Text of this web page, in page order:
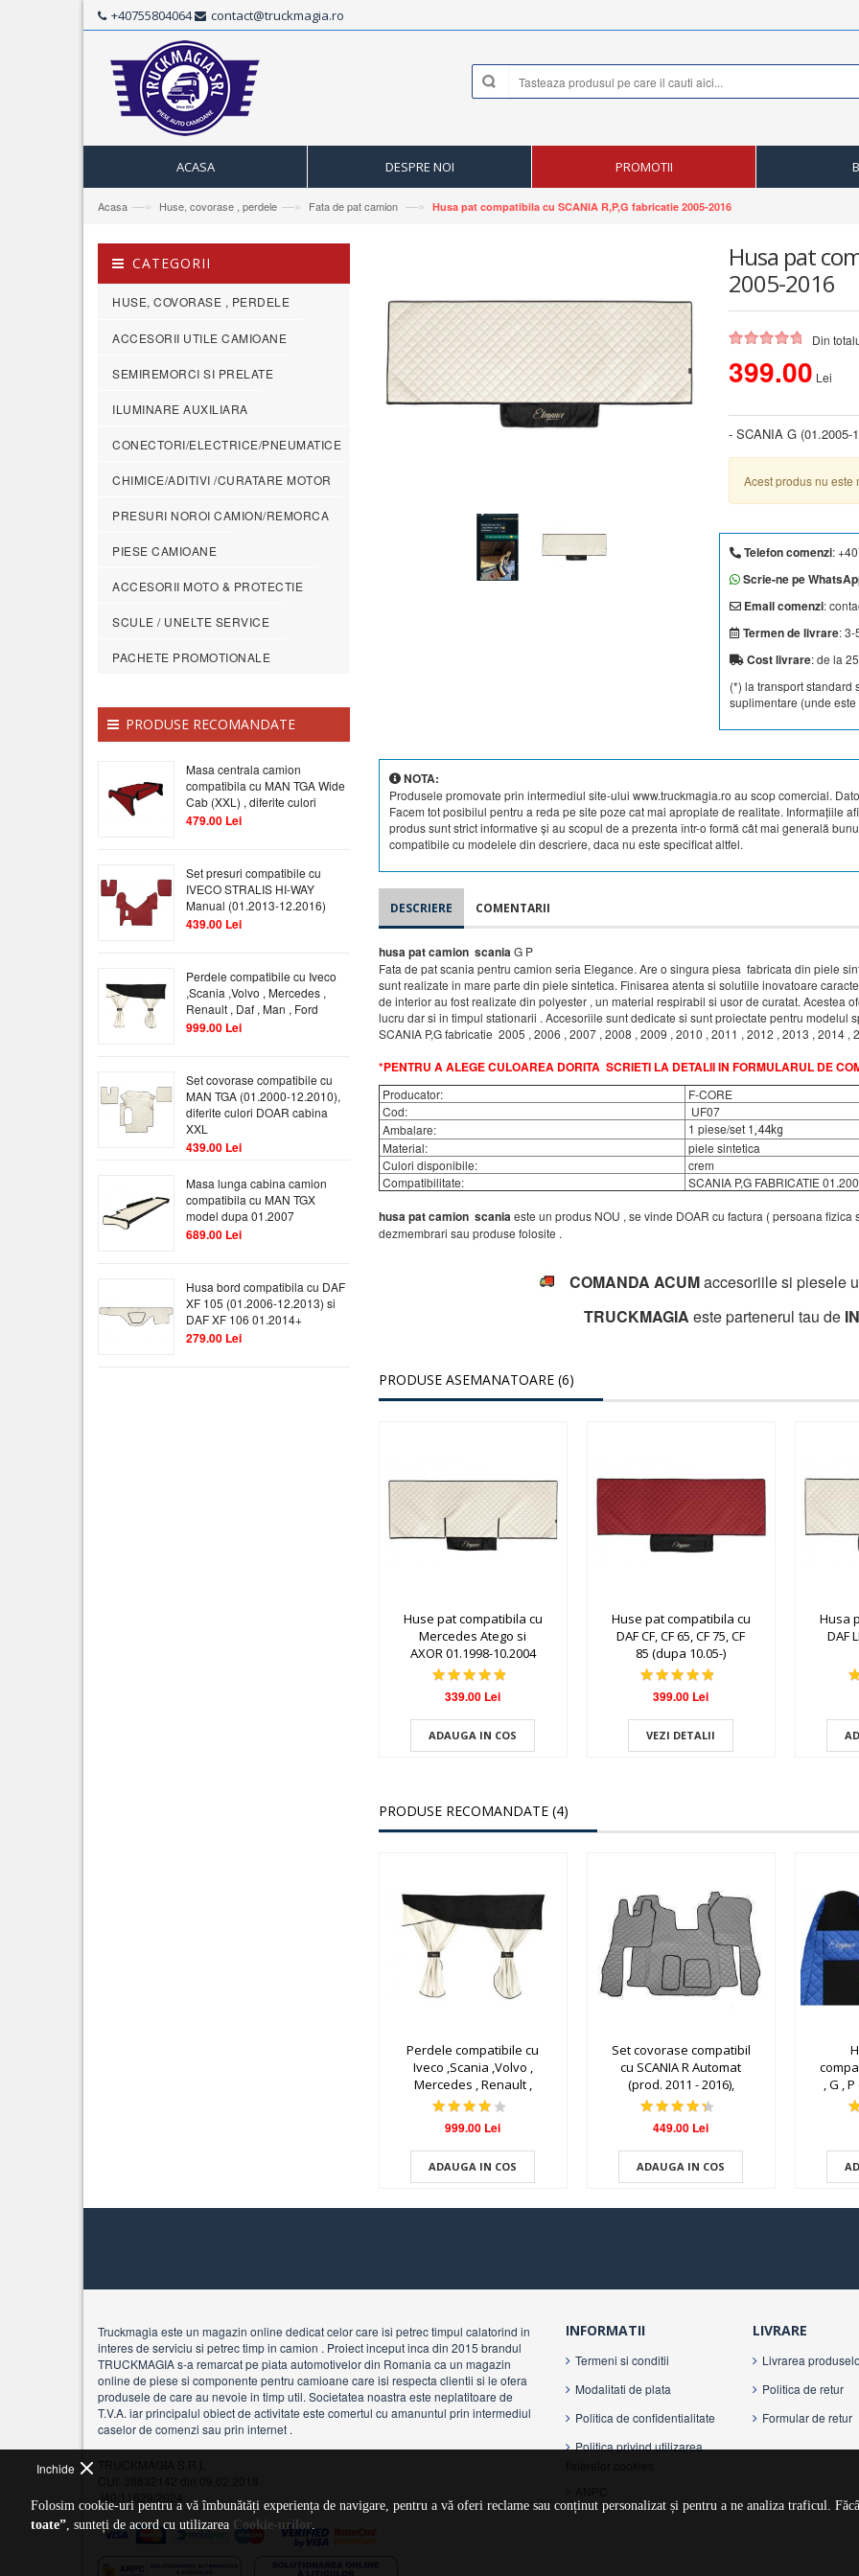
+40755804064 contact@truckmagia.ro
ACASA DESPRE NOI PROMOTII
Acasa —» Huse, covorase , perdele —» Fata de pat camion —» Husa pat compatibila cu SCANIA R,P,G fabricatie 2005-2016
Husa pat
2005-2016
Din
399.00 Lei
- SCANIA G (01.2005-
Acest produs nu
Telefon comenzi:
Scrie-ne pe
Email comenzi:
Termen de livrare: 3-
Cost livrare: de la
(*) la transport standard
suplimentare (unde
NOTA:
Produsele promovate prin intermediul site-ului www.truckmagia.ro au scop comercial.
Facem tot posibilul pentru a reda pe site poze cat mai apropiate de realitate. Informațiile
produs sunt strict informative și au scopul de a prezenta într-o formă cât mai generală
compatibile cu modelele din descriere, daca nu este specificat altfel.
DESCRIERE COMENTARII
husa pat camion scania G P
Fata de pat scania pentru camion seria Elegance. Are o singura piesa fabricata din piele
sunt realizate in mare parte din piele sintetica. Finisarea atenta si solutiile inovatoare
de interior au fost realizate din polyester , un material respirabil si usor de curatat. Acestea
lucru dar si in timpul stationarii . Accesoriile sunt dedicate si sunt proiectate pentru modelul
SCANIA P,G fabricatie 2005 , 2006 , 2007 , 2008 , 2009 , 2010 , 2011 , 2012 , 2013 , 2014 ,
*PENTRU A ALEGE CULOAREA DORITA SCRIETI LA DETALII IN FORMULARUL DE
Producator:
F-CORE
Cod:
UF07
Ambalare:
1 piese/set 1,44kg
Material:
piele sintetica
Culori disponibile:
crem
Compatibilitate:
SCANIA P,G FABRICATIE
husa pat camion scaniaeste un produs NOU , se vinde DOAR cu factura ( persoana
dezmembrari sau produse folosite .
COMANDA ACUMaccesoriile si
TRUCKMAGIA este partenerul tau de
PRODUSE ASEMANATOARE (6)
Huse pat compatibila cu
Mercedes Atego si
AXOR 01.1998-10.2004
339.00 Lei
ADAUGA IN COS
Huse pat compatibila cu
DAF CF, CF 65, CF 75, CF
85 (dupa 10.05-)
399.00 Lei
VEZI DETALII
Husa
DAF
PRODUSE RECOMANDATE (4)
Perdele compatibile cu
Iveco ,Scania ,Volvo ,
Mercedes , Renault ,
Daf , Man , Ford
999.00 Lei
ADAUGA IN COS
Set covorase compatibil
cu SCANIA R Automat
(prod. 2011 - 2016),
diferite culori
449.00 Lei
ADAUGA IN COS
, G ,
CATEGORII
HUSE, COVORASE , PERDELE
ACCESORII UTILE CAMIOANE
SEMIREMORCI SI PRELATE
ILUMINARE AUXILIARA
CONECTORI/ELECTRICE/PNEUMATICE
CHIMICE/ADITIVI /CURATARE MOTOR
PRESURI NOROI CAMION/REMORCA
PIESE CAMIOANE
ACCESORII MOTO & PROTECTIE
SCULE / UNELTE SERVICE
PACHETE PROMOTIONALE
PRODUSE RECOMANDATE
Masa centrala camion
compatibila cu MAN TGA Wide
Cab (XXL) , diferite culori
479.00 Lei
Set presuri compatibile cu
IVECO STRALIS HI-WAY
Manual (01.2013-12.2016)
439.00 Lei
Perdele compatibile cu Iveco
,Scania ,Volvo , Mercedes ,
Renault , Daf , Man , Ford
999.00 Lei
Set covorase compatibile cu
MAN TGA (01.2000-12.2010),
diferite culori DOAR cabina
XXL
439.00 Lei
Masa lunga cabina camion
compatibila cu MAN TGX
model dupa 01.2007
689.00 Lei
Husa bord compatibila cu DAF
XF 105 (01.2006-12.2013) si
DAF XF 106 01.2014+
279.00 Lei
Truckmagia este un magazin online dedicat celor care isi petrec timpul calatorind in
interes de serviciu si petrec timp in camion . Proiect inceput inca din 2015 brandul
TRUCKMAGIA s-a remarcat pe piata automotivelor din Romania ca un magazin
online de piese si componente pentru camioane care isi respecta clientii si le ofera
produsele de care au nevoie in timp util. Societatea noastra este neplatitoare de
T.V.A. iar principalul obiect de activitate este comertul cu amanuntul prin intermediul
caselor de comenzi sau prin internet .
J40/11629/2024
INFORMATII
Termeni si conditii
Modalitati de plata
Politica de confidentialitate
Politica privind utilizarea
LIVRARE
Livrarea
Politica de retur
Formular de retur
Inchide
Folosim cookie-uri pentru a vă îmbunătăți experiența de navigare, pentru a vă oferi reclame sau conținut personalizat și pentru a ne analiza traficul.
toate”, sunteți de acord cu utilizarea Cookie-urilor.